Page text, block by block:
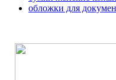
обложки для